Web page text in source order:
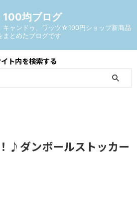
均ブログ
キャンドゥ、ワッツ☆100円ショップ新商品
まとめたブログです
ト内を検索する
♪ダンボールストッカー